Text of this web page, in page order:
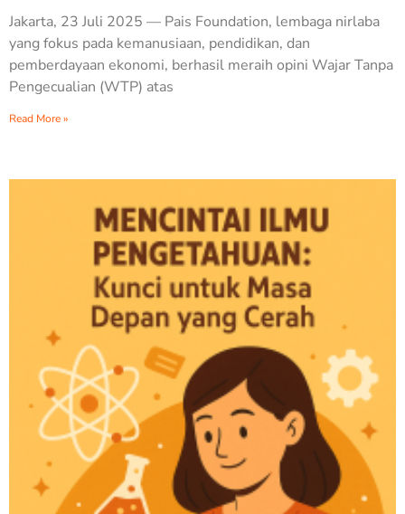
Jakarta, 23 Juli 2025 — Pais Foundation, lembaga nirlaba
yang fokus pada kemanusiaan, pendidikan, dan
pemberdayaan ekonomi, berhasil meraih opini Wajar Tanpa
Pengecualian (WTP) atas
Read More »